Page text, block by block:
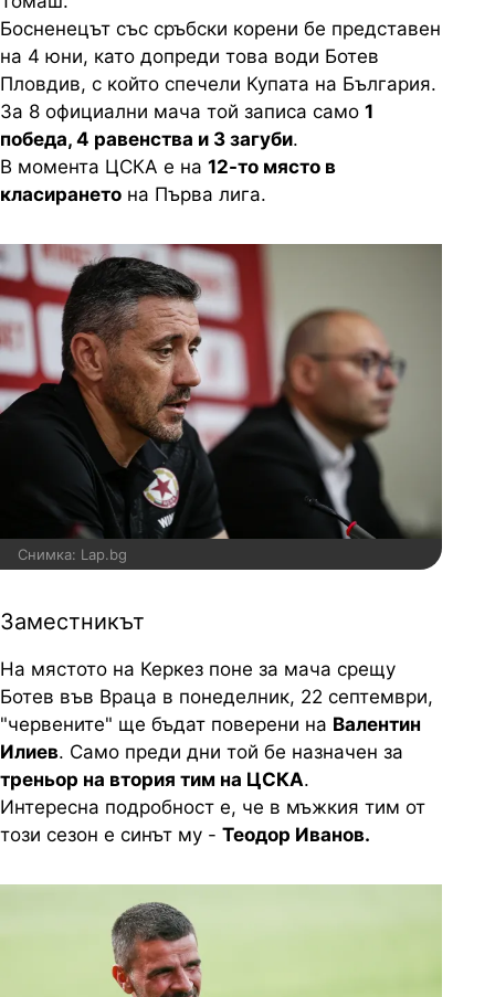
Босненецът със сръбски корени бе представен
на 4 юни, като допреди това води Ботев
Пловдив, с който спечели Купата на България.
За 8 официални мача той записа само 1
победа, 4 равенства и 3 загуби.
В момента ЦСКА е на 12-то място в
класирането на Първа лига.
Снимка: Lap.bg
Заместникът
На мястото на Керкез поне за мача срещу
Ботев във Враца в понеделник, 22 септември,
"червените" ще бъдат поверени на Валентин
Илиев. Само преди дни той бе назначен за
треньор на втория тим на ЦСКА.
Интересна подробност е, че в мъжкия тим от
този сезон е синът му - Теодор Иванов.